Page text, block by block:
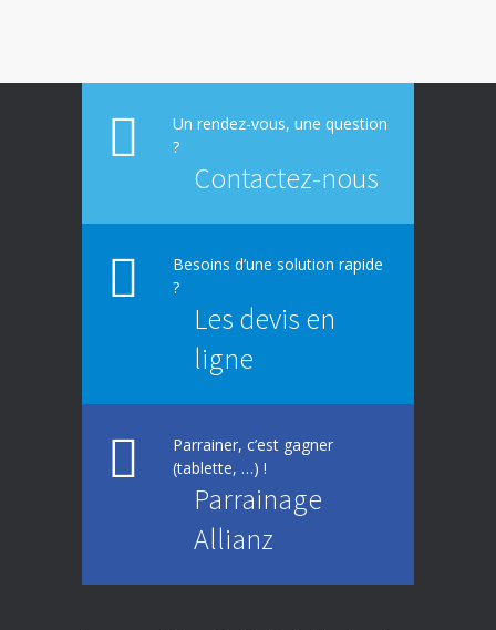
entreprises
Un rendez-vous, une question
?
Contactez-nous
Besoins d’une solution rapide
?
Les devis en
ligne
Parrainer, c’est gagner
(tablette, …) !
Parrainage
Allianz